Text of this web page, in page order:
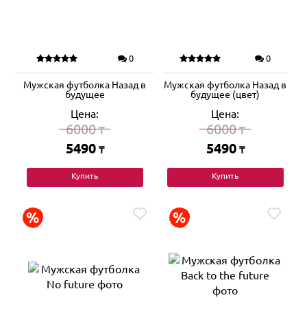
0
Мужская футболка Назад в
будущее
Цена:
6000₸
5490 ₸
Купить
0
Мужская футболка Назад в
будущее (цвет)
Цена:
6000₸
5490 ₸
Купить